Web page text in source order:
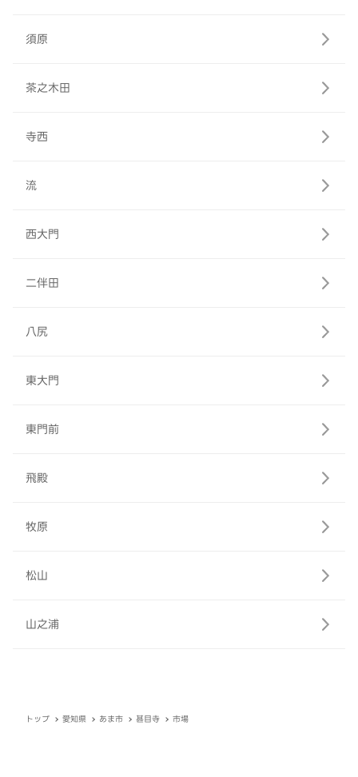
須原
茶之木田
寺西
流
西大門
二伴田
八尻
東大門
東門前
飛殿
牧原
松山
山之浦
トップ 愛知県 あま市 甚目寺 市場